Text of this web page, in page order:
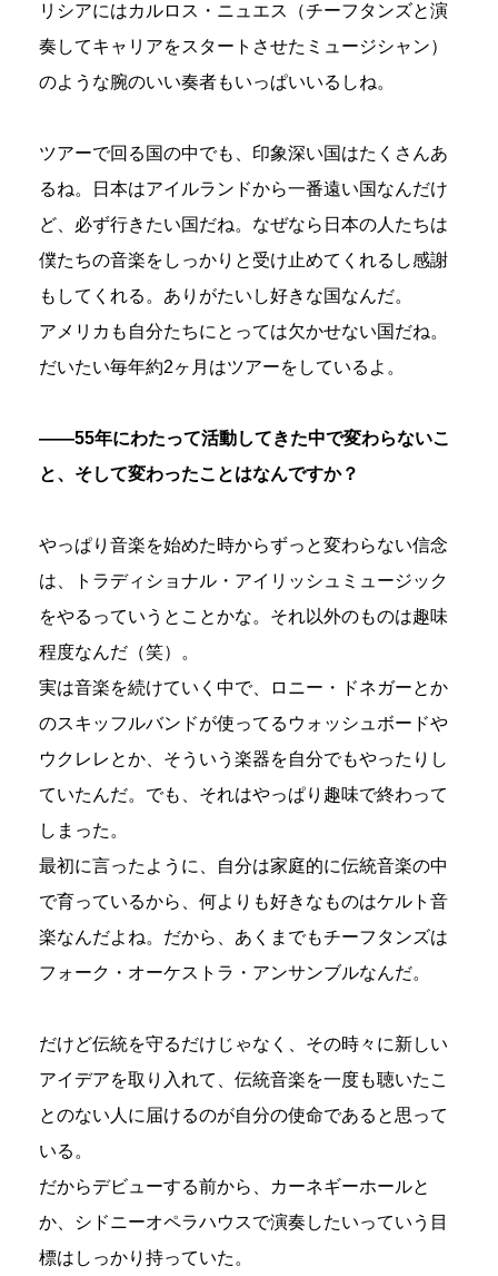
リシアにはカルロス・ニュエス（チーフタンズと演
奏してキャリアをスタートさせたミュージシャン）
のような腕のいい奏者もいっぱいいるしね。
ツアーで回る国の中でも、印象深い国はたくさんあ
るね。日本はアイルランドから一番遠い国なんだけ
ど、必ず行きたい国だね。なぜなら日本の人たちは
僕たちの音楽をしっかりと受け止めてくれるし感謝
もしてくれる。ありがたいし好きな国なんだ。
アメリカも自分たちにとっては欠かせない国だね。
だいたい毎年約2ヶ月はツアーをしているよ。
――55年にわたって活動してきた中で変わらないこ
と、そして変わったことはなんですか？
やっぱり音楽を始めた時からずっと変わらない信念
は、トラディショナル・アイリッシュミュージック
をやるっていうとことかな。それ以外のものは趣味
程度なんだ（笑）。
実は音楽を続けていく中で、ロニー・ドネガーとか
のスキッフルバンドが使ってるウォッシュボードや
ウクレレとか、そういう楽器を自分でもやったりし
ていたんだ。でも、それはやっぱり趣味で終わって
しまった。
最初に言ったように、自分は家庭的に伝統音楽の中
で育っているから、何よりも好きなものはケルト音
楽なんだよね。だから、あくまでもチーフタンズは
フォーク・オーケストラ・アンサンブルなんだ。
だけど伝統を守るだけじゃなく、その時々に新しい
アイデアを取り入れて、伝統音楽を一度も聴いたこ
とのない人に届けるのが自分の使命であると思って
いる。
だからデビューする前から、カーネギーホールと
か、シドニーオペラハウスで演奏したいっていう目
標はしっかり持っていた。